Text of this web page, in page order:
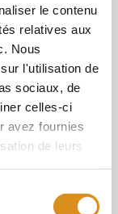
le contenu
relatives aux
Nous
l'utilisation de
sociaux, de
celles-ci
avez fournies
de leurs